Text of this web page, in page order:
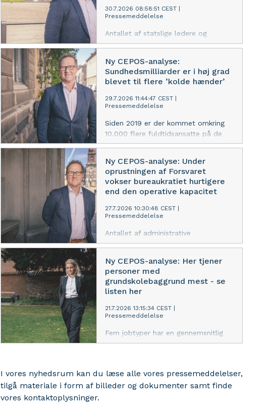
analyse
30.7.2026 08:58:51 CEST
Pressemeddelelse
Antallet af statslige ledere og
administrative medarbejdere er
regeringen tiltrådte, viser ny analyse
fra CEPOS. Udviklingen går stik imod
regeringens egne ambitioner om
afbureaukratisering, og CEPOS
efterlyser bindende mål for at
Ny CEPOS-analyse:
Sundhedsmilliarder er i høj grad
blevet til flere ’kolde hænder’
29.7.2026 11:44:47 CEST
Pressemeddelelse
Siden 2019 er der kommet omkring
10.000 flere fuldtidsansatte på de
offentlige sygehuse. Næsten
medarbejdere uden umiddelbart
patientrettede opgaver, viser en ny
analyse fra CEPOS
Ny CEPOS-analyse: Under
oprustningen af Forsvaret
vokser bureaukratiet hurtigere
end den operative kapacitet
27.7.2026 10:30:48 CEST
Pressemeddelelse
Antallet af administrative
medarbejdere stiger markant under
analyse fra CEPOS peger på behovet
for tættere politisk opfølgning
Ny CEPOS-analyse: Her tjener
personer med
grundskolebaggrund mest - se
listen her
21.7.2026 13:15:34 CEST
Pressemeddelelse
Fem jobtyper har en gennemsnitlig
månedsløn på over 60.000 kr. for
analyse. Det ligger langt over den
gennemsnitlige løn på 45.000 kr. om
I vores nyhedsrum kan du læse alle vores pressemeddelelser,
tilgå materiale i form af billeder og dokumenter samt finde
vores kontaktoplysninger.